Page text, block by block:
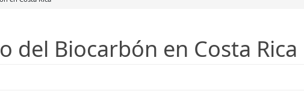
del Biocarbón en Costa Rica